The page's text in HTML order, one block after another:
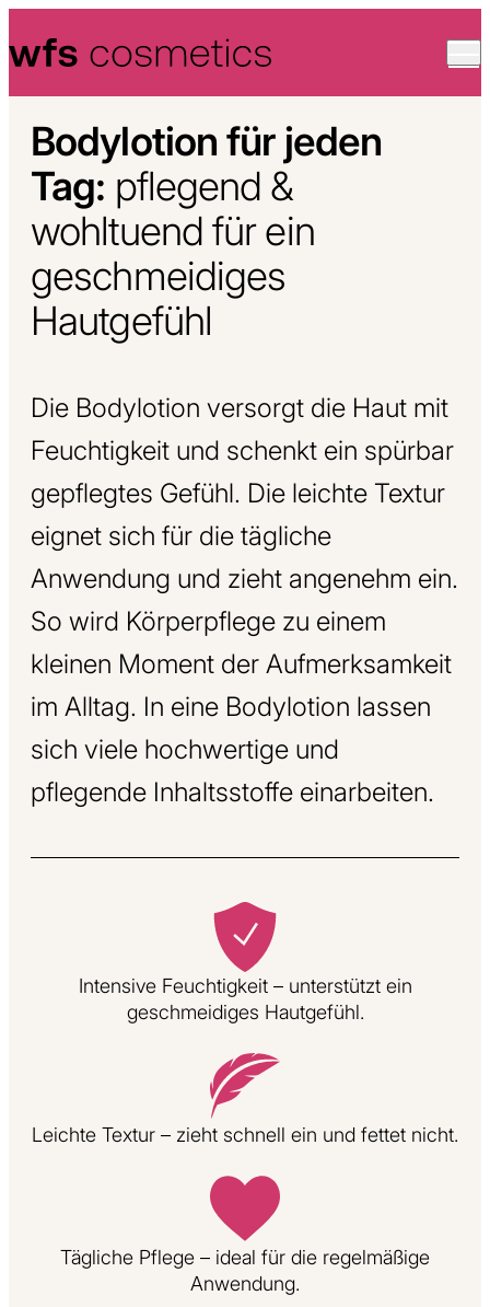
Bodylotion für jeden
Tag: pflegend &
wohltuend für ein
geschmeidiges
Hautgefühl
Die Bodylotion versorgt die Haut mit
Feuchtigkeit und schenkt ein spürbar
gepflegtes Gefühl. Die leichte Textur
eignet sich für die tägliche
Anwendung und zieht angenehm ein.
So wird Körperpflege zu einem
kleinen Moment der Aufmerksamkeit
im Alltag. In eine Bodylotion lassen
sich viele hochwertige und
pflegende Inhaltsstoffe einarbeiten.
Intensive Feuchtigkeit – unterstützt ein
geschmeidiges Hautgefühl.
Leichte Textur – zieht schnell ein und fettet nicht.
Tägliche Pflege – ideal für die regelmäßige
Anwendung.